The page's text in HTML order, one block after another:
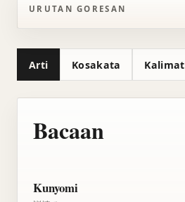
URUTAN GORESAN
Arti Kosakata Kalimat
Bacaan
Kunyomi